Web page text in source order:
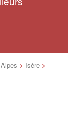
> Isère >